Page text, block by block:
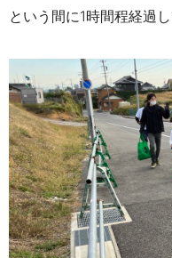
という間に1時間程経過し